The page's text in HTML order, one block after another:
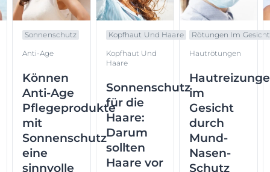
Sonnenschutz
Anti-Age
Können
Anti-Age
Pflegeprodukte
mit
Sonnenschutz
eine
sinnvolle
Kopfhaut Und Haare
Kopfhaut Und
Haare
Sonnenschutz
für die
Haare:
Darum
sollten
Haare vor
Rötungen Im Gesicht
Hautrötungen
im
Gesicht
durch
Mund-
Nasen-
Schutz